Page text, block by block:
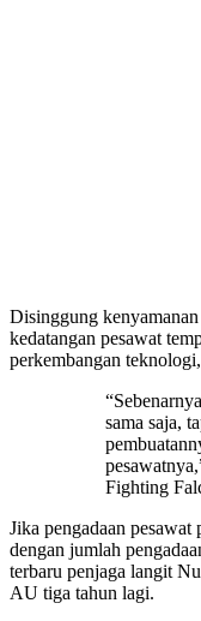
Disinggung
kedatangan pesawat
perkembangan
sama saja,
Fighting
Jika pengadaan
dengan jumlah
terbaru penjaga langit
AU tiga tahun lagi.